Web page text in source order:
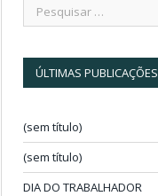
ÚLTIMAS PUBLICAÇÕES
(sem título)
(sem título)
DIA DO TRABALHADOR